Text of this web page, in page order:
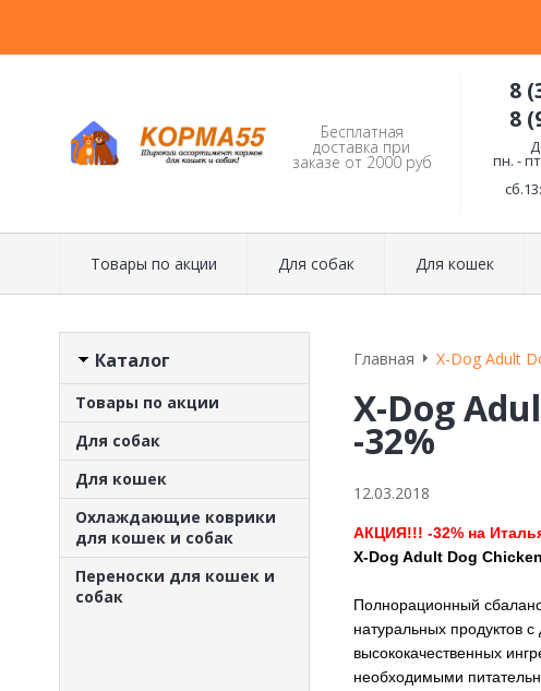
Бесплатная
доставка при
заказе от 2000 руб
8
8
пн. -
Товары по акции Для собак Для кошек
Каталог
Товары по акции
Для собак
Для кошек
Охлаждающие коврики
для кошек и собак
Переноски для кошек и
собак
Главная X-Dog Adult
X-Dog
-32%
12.03.2018
АКЦИЯ!!! -32% на
X-Dog Adult Dog
Полнорационный
натуральных продуктов
высококачественных
необходимыми